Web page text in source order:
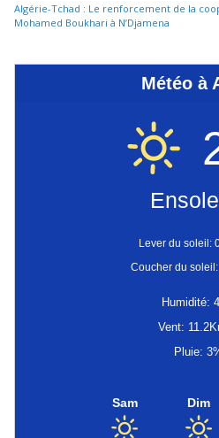
Algérie-Tchad : Le renforcement de la
Mohamed Boukhari à N’Djamena
Météo à
Lever du soleil:
Coucher du
Humidité:
Vent:
Pluie:
Sam Dim